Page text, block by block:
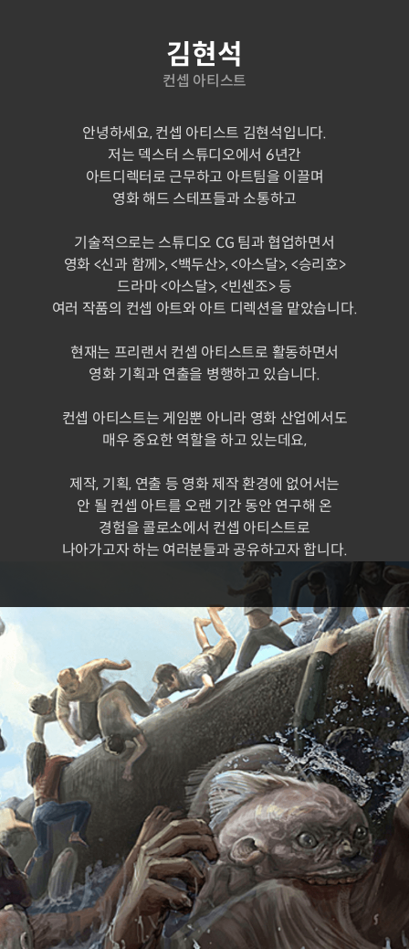
김현석
컨셉 아티스트
안녕하세요, 컨셉 아티스트 김현석입니다.
저는 덱스터 스튜디오에서 6년간
아트디렉터로 근무하고 아트팀을 이끌며
영화 해드 스테프들과 소통하고
기술적으로는 스튜디오 CG 팀과 협업하면서
영화 <신과 함께>, <백두산>, <아스달>, <승리호>
드라마 <아스달>, <빈센조> 등
여러 작품의 컨셉 아트와 아트 디렉션을 맡았습니다.
현재는 프리랜서 컨셉 아티스트로 활동하면서
영화 기획과 연출을 병행하고 있습니다.
컨셉 아티스트는 게임뿐 아니라 영화 산업에서도
매우 중요한 역할을 하고 있는데요,
제작, 기획, 연출 등 영화 제작 환경에 없어서는
안 될 컨셉 아트를 오랜 기간 동안 연구해 온
경험을 콜로소에서 컨셉 아티스트로
나아가고자 하는 여러분들과 공유하고자 합니다.
컨셉 아티스트 김현석
현) 프리렌서 컨셉 아티스트
씨제스 엔터테인먼트 감독
이력 더보기